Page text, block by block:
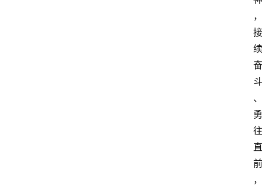
，
接
续
奋
斗
、
勇
往
直
前
，